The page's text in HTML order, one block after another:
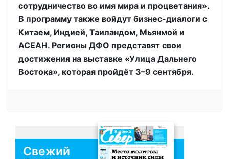
сотрудничество во имя мира и процветания».
В программу также войдут бизнес-диалоги с
Китаем, Индией, Таиландом, Мьянмой и
АСЕАН. Регионы ДФО представят свои
достижения на выставке «Улица Дальнего
Востока», которая пройдёт 3–9 сентября.
Свежий